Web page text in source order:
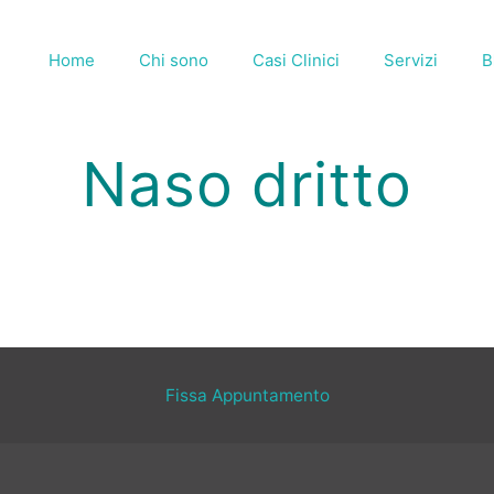
Home Chi sono Casi Clinici Servizi
Naso dritto
Fissa Appuntamento